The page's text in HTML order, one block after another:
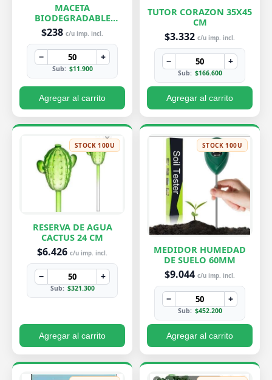
MACETA
BIODEGRADABLE
PEQUEÑA 7X8 CM
$238 c/u imp. incl.
− +
Sub: $11.900
Agregar al carrito
TUTOR CORAZON 35X45
CM
$3.332 c/u imp. incl.
− +
Sub: $166.600
Agregar al carrito
STOCK 100U
RESERVA DE AGUA
CACTUS 24 CM
$6.426 c/u imp. incl.
− +
Sub: $321.300
Agregar al carrito
STOCK 100U
MEDIDOR HUMEDAD
DE SUELO 60MM
$9.044 c/u imp. incl.
− +
Sub: $452.200
Agregar al carrito